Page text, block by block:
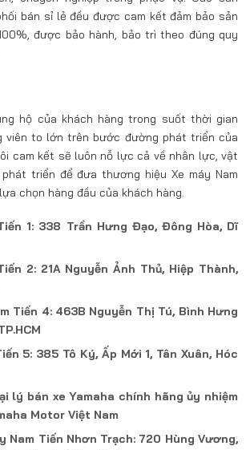
bán sỉ lẻ đều được cam kết đảm bảo sản
được bảo hành, bảo trì theo đúng quy
hộ của khách hàng trong suốt thời gian
viên to lớn trên bước đường phát triển của
cam kết sẽ luôn nỗ lực cả về nhân lực, vật
triển để đưa thương hiệu Xe máy Nam
chọn hàng đầu của khách hàng.
1: 338 Trần Hưng Đạo, Đông Hòa, Dĩ
2: 21A Nguyễn Ảnh Thủ, Hiệp Thành,
Tiến 4: 463B Nguyễn Thị Tú, Bình Hưng
5: 385 Tô Ký, Ấp Mới 1, Tân Xuân, Hóc
lý bán xe Yamaha chính hãng ủy nhiệm
Motor Việt Nam
Nam Tiến Nhơn Trạch: 720 Hùng Vương,